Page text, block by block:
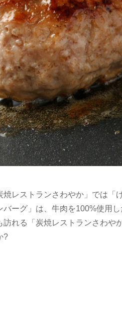
レストランさわやか」では「
ーグ」は、牛肉を100%使用
れる「炭焼レストランさわや
?